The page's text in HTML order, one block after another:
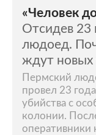
«Человек
Отсидев 23
людоед.
ждут новых
Пермский
провел 23
убийства с
колонии.
оперативники